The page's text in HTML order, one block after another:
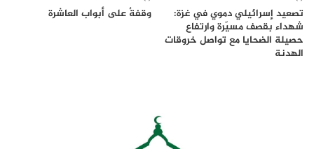
تصعيد إسرائيلي دموي في غزة:
شهداء بقصف مسيّرة وارتفاع
حصيلة الضحايا مع تواصل خروقات
الهدنة
وقفةٌ على أبواب العاشرة